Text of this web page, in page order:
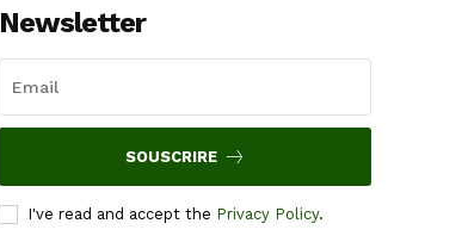
Newsletter
SOUSCRIRE
I've read and accept the Privacy Policy.